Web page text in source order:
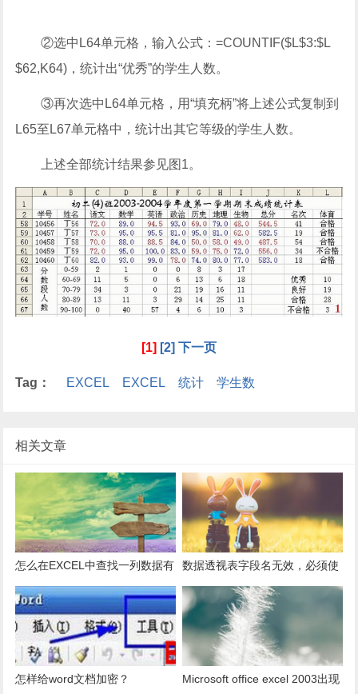
②选中L64单元格，输入公式：=COUNTIF($L$3:$L
$62,K64)，统计出“优秀”的学生人数。
③再次选中L64单元格，用“填充柄”将上述公式复制到
L65至L67单元格中，统计出其它等级的学生人数。
上述全部统计结果参见图1。
[1] [2] 下一页
Tag： EXCEL EXCEL 统计 学生数
相关文章
怎么在EXCEL中查找一列数据有
多少是重复的？
数据透视表字段名无效，必须使
用组合为带有标志列列表的数
据。
怎样给word文档加密？ Microsoft office excel 2003出现